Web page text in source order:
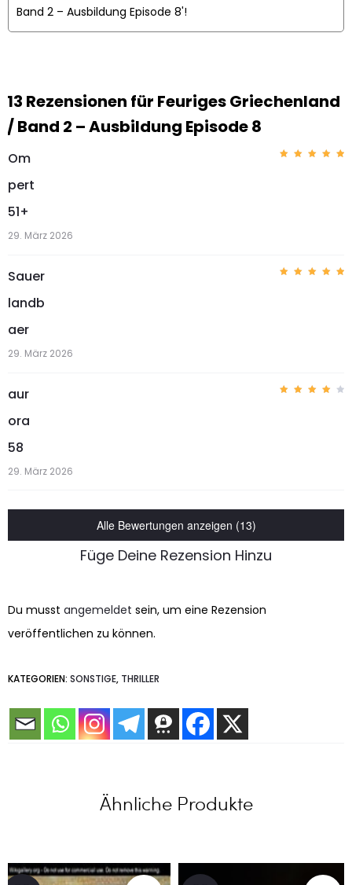
Band 2 – Ausbildung Episode 8'!
13 Rezensionen für Feuriges Griechenland
/ Band 2 – Ausbildung Episode 8
Om
pert
51+
29. März 2026
Sauer
landb
aer
29. März 2026
aur
ora
58
29. März 2026
Alle Bewertungen anzeigen (13)
Füge Deine Rezension Hinzu
Du musst angemeldet sein, um eine Rezension
veröffentlichen zu können.
KATEGORIEN: SONSTIGE, THRILLER
Ähnliche Produkte